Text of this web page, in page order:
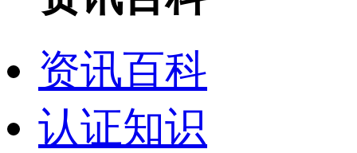
资讯百科
认证知识